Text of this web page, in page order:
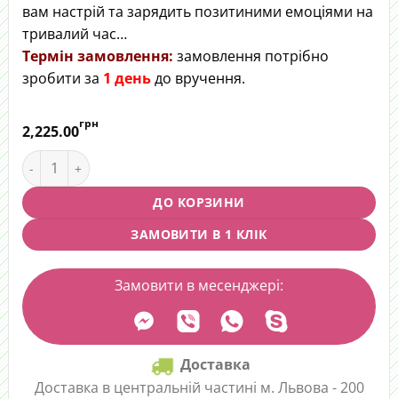
вам настрій та зарядить позитиними емоціями на
тривалий час…
Термін замовлення: замовлення потрібно
зробити за 1 деньдо вручення.
2,225.00грн
Букет "Весняне суцвіття" quantity
ДО КОРЗИНИ
ЗАМОВИТИ В 1 КЛІК
Замовити в месенджері:
Доставка
Доставка в центральній частині м. Львова - 200